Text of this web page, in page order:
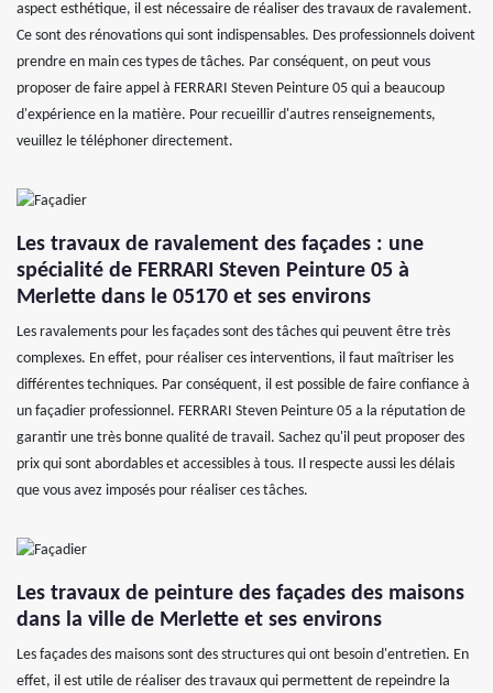
aspect esthétique, il est nécessaire de réaliser des travaux de ravalement.
Ce sont des rénovations qui sont indispensables. Des professionnels doivent
prendre en main ces types de tâches. Par conséquent, on peut vous
proposer de faire appel à FERRARI Steven Peinture 05 qui a beaucoup
d'expérience en la matière. Pour recueillir d'autres renseignements,
veuillez le téléphoner directement.
Les travaux de ravalement des façades : une
spécialité de FERRARI Steven Peinture 05 à
Merlette dans le 05170 et ses environs
Les ravalements pour les façades sont des tâches qui peuvent être très
complexes. En effet, pour réaliser ces interventions, il faut maîtriser les
différentes techniques. Par conséquent, il est possible de faire confiance à
un façadier professionnel. FERRARI Steven Peinture 05 a la réputation de
garantir une très bonne qualité de travail. Sachez qu'il peut proposer des
prix qui sont abordables et accessibles à tous. Il respecte aussi les délais
que vous avez imposés pour réaliser ces tâches.
Les travaux de peinture des façades des maisons
dans la ville de Merlette et ses environs
Les façades des maisons sont des structures qui ont besoin d'entretien. En
effet, il est utile de réaliser des travaux qui permettent de repeindre la